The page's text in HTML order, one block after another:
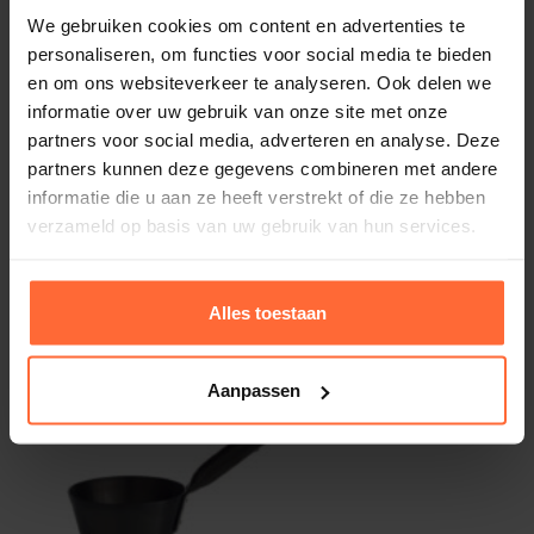
We gebruiken cookies om content en advertenties te
personaliseren, om functies voor social media te bieden
en om ons websiteverkeer te analyseren. Ook delen we
informatie over uw gebruik van onze site met onze
partners voor social media, adverteren en analyse. Deze
partners kunnen deze gegevens combineren met andere
informatie die u aan ze heeft verstrekt of die ze hebben
verzameld op basis van uw gebruik van hun services.
Alles toestaan
Aanpassen
Materialen en werking: Expertise
in detail
Het kiezen van de juiste sauna-accessoires gaat
verder dan alleen het uiterlijk. De materialen bepalen
de levensduur en de veiligheid tijdens het gebruik.
De bamboe sauna emmer
De emmer is gemaakt van duurzaam bamboe. Dit
ziet er luxe uit, maar is ook lichtgewicht en
duurzaam.
De inzet:
Wat deze emmer echt slim maakt, is de
binnenemmer van stevig kunststof. Veel
Rento Aluminium Sauna Lepel alu look
20,95 ca. 1–2 werkdagen